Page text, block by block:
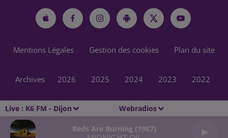
Live : K6 FM - Dijon Webradios
Beds Are Burning (1987)
Mentions Légales Gestion des cookies Plan du site
Archives 2026 2025 2024 2023 2022